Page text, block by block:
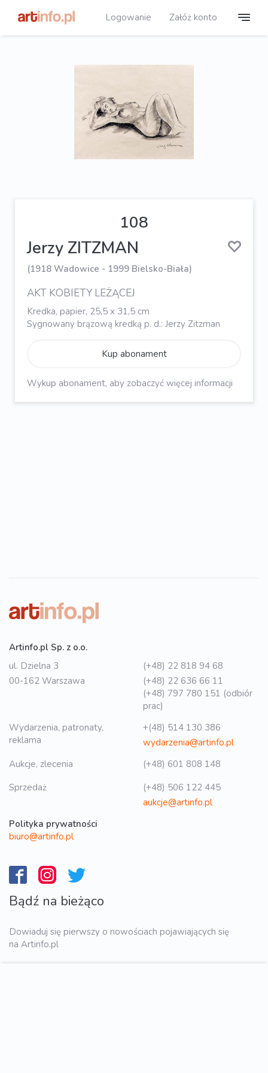
Logowanie Załóż konto
108
Jerzy ZITZMAN
(1918 Wadowice - 1999 Bielsko-Biała)
AKT KOBIETY LEŻĄCEJ
Kredka, papier, 25,5 x 31,5 cm
Sygnowany brązową kredką p. d.: Jerzy Zitzman
Kup abonament
Wykup abonament, aby zobaczyć więcej informacji
Artinfo.pl Sp. z o.o.
ul. Dzielna 3
00-162 Warszawa
(+48) 22 818 94 68
(+48) 22 636 66 11
(+48) 797 780 151 (odbiór
prac)
Wydarzenia, patronaty,
reklama
+(48) 514 130 386
wydarzenia@artinfo.pl
Aukcje, zlecenia
(+48) 601 808 148
Sprzedaż
(+48) 506 122 445
aukcje@artinfo.pl
Polityka prywatności
biuro@artinfo.pl
Bądź na bieżąco
Dowiaduj się pierwszy o nowościach pojawiających się
na Artinfo.pl